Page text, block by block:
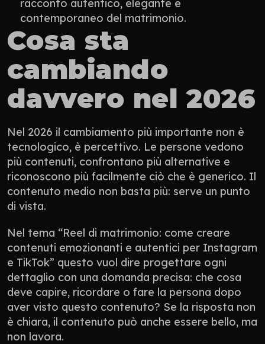
racconto autentico, elegante e
contemporaneo del matrimonio.
Cosa sta
cambiando
davvero nel 2026
Nel 2026 il cambiamento più importante non è
tecnologico, è percettivo. Le persone vedono
più contenuti, confrontano più alternative e
riconoscono più facilmente ciò che è generico. Il
contenuto medio non basta più: serve un punto
di vista.
Nel tema “Reel di matrimonio: come creare
contenuti emozionanti e autentici per Instagram
e TikTok” questo vuol dire progettare ogni
dettaglio con una domanda precisa: che cosa
deve capire, ricordare o fare la persona dopo
aver visto questo contenuto? Se la risposta non
è chiara, il contenuto può anche essere bello, ma
non lavora.